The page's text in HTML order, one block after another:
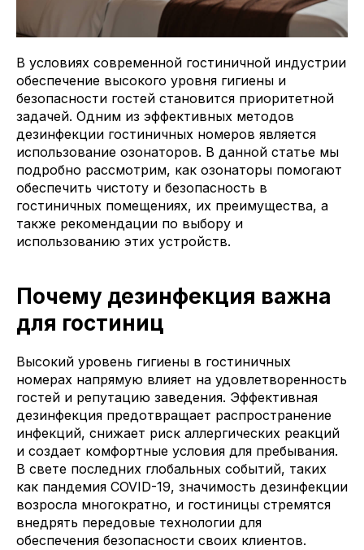
8 800 500 82
61
Сферы применения
MAX
WHATSAPP
ПОДОБРАТЬ ОЗОНАТОР
TELEGRAM
В условиях современной гостиничной индустрии
обеспечение высокого уровня гигиены и
безопасности гостей становится приоритетной
задачей. Одним из эффективных методов
дезинфекции гостиничных номеров является
использование озонаторов. В данной статье мы
подробно рассмотрим, как озонаторы помогают
обеспечить чистоту и безопасность в
гостиничных помещениях, их преимущества, а
также рекомендации по выбору и
использованию этих устройств.
Почему дезинфекция важна
для гостиниц
Высокий уровень гигиены в гостиничных
номерах напрямую влияет на удовлетворенность
гостей и репутацию заведения. Эффективная
дезинфекция предотвращает распространение
инфекций, снижает риск аллергических реакций
и создает комфортные условия для пребывания.
В свете последних глобальных событий, таких
как пандемия COVID-19, значимость дезинфекции
возросла многократно, и гостиницы стремятся
внедрять передовые технологии для
обеспечения безопасности своих клиентов.